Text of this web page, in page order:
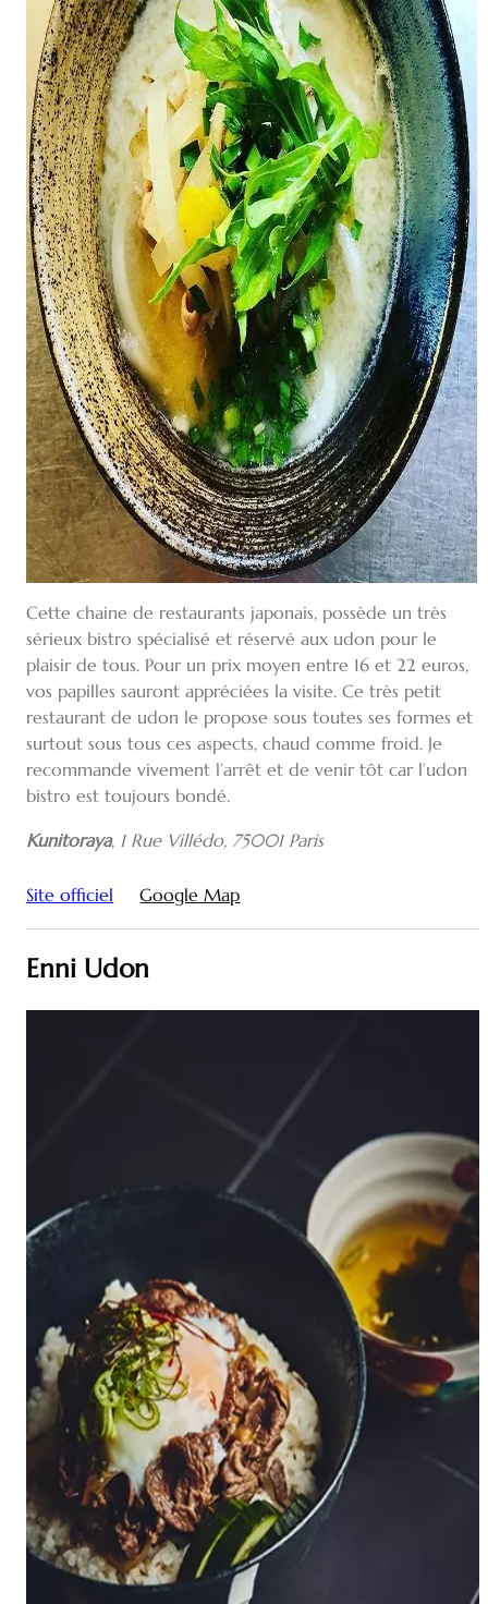
Cette chaine de restaurants japonais, possède un très
sérieux bistro spécialisé et réservé aux udon pour le
plaisir de tous. Pour un prix moyen entre 16 et 22 euros,
vos papilles sauront appréciées la visite. Ce très petit
restaurant de udon le propose sous toutes ses formes et
surtout sous tous ces aspects, chaud comme froid. Je
recommande vivement l’arrêt et de venir tôt car l’udon
bistro est toujours bondé.
Kunitoraya, 1 Rue Villédo, 75001 Paris
Site officiel Google Map
Enni Udon